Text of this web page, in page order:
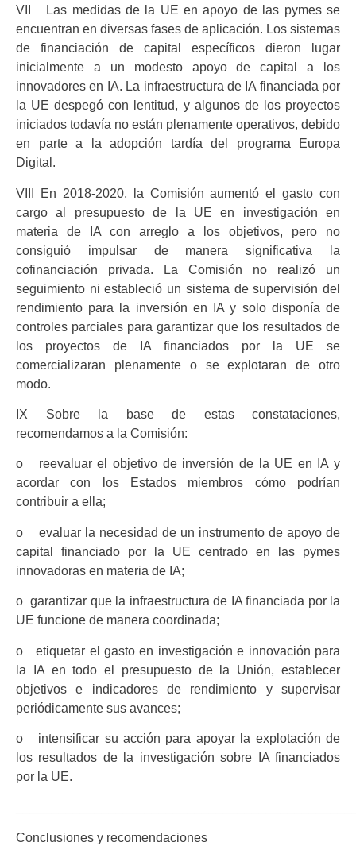
VII Las medidas de la UE en apoyo de las pymes se
encuentran en diversas fases de aplicación. Los sistemas
de financiación de capital específicos dieron lugar
inicialmente a un modesto apoyo de capital a los
innovadores en IA. La infraestructura de IA financiada por
la UE despegó con lentitud, y algunos de los proyectos
iniciados todavía no están plenamente operativos, debido
en parte a la adopción tardía del programa Europa
Digital.
VIII En 2018-2020, la Comisión aumentó el gasto con
cargo al presupuesto de la UE en investigación en
materia de IA con arreglo a los objetivos, pero no
consiguió impulsar de manera significativa la
cofinanciación privada. La Comisión no realizó un
seguimiento ni estableció un sistema de supervisión del
rendimiento para la inversión en IA y solo disponía de
controles parciales para garantizar que los resultados de
los proyectos de IA financiados por la UE se
comercializaran plenamente o se explotaran de otro
modo.
IX Sobre la base de estas constataciones,
recomendamos a la Comisión:
o reevaluar el objetivo de inversión de la UE en IA y
acordar con los Estados miembros cómo podrían
contribuir a ella;
o evaluar la necesidad de un instrumento de apoyo de
capital financiado por la UE centrado en las pymes
innovadoras en materia de IA;
o garantizar que la infraestructura de IA financiada por la
UE funcione de manera coordinada;
o etiquetar el gasto en investigación e innovación para
la IA en todo el presupuesto de la Unión, establecer
objetivos e indicadores de rendimiento y supervisar
periódicamente sus avances;
o intensificar su acción para apoyar la explotación de
los resultados de la investigación sobre IA financiados
por la UE.
Conclusiones y recomendaciones